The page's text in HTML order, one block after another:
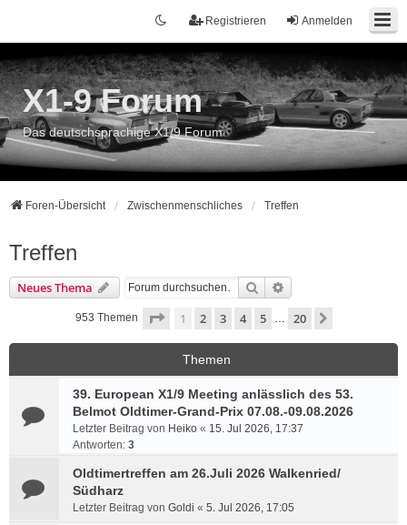
Anmelden
Registrieren
X1-9 Forum
Das deutschsprachige X1/9 Forum
Foren-Übersicht Zwischenmenschliches Treffen
Treffen
Neues Thema Suche
953 Themen Seite 1von 20
1 2 3 4 5 … 20
Themen
39. European X1/9 Meeting anlässlich des 53.
Belmot Oldtimer-Grand-Prix 07.08.-09.08.2026
Letzter Beitrag von Heiko « 15. Jul 2026, 17:37
Antworten: 3
Oldtimertreffen am 26.Juli 2026 Walkenried/
Südharz
Letzter Beitrag von Goldi « 5. Jul 2026, 17:05